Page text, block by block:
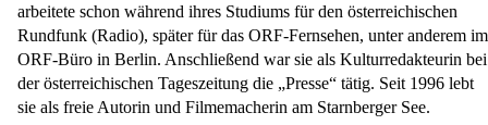
arbeitete schon während ihres Studiums für den österreichischen
Rundfunk (Radio), später für das ORF-Fernsehen, unter anderem im
ORF-Büro in Berlin. Anschließend war sie als Kulturredakteurin bei
der österreichischen Tageszeitung die „Presse“ tätig. Seit 1996 lebt
sie als freie Autorin und Filmemacherin am Starnberger See.